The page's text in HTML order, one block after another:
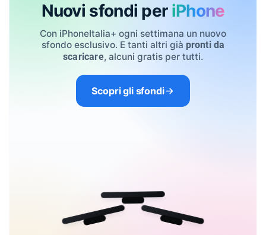
Nuovi sfondi per iPhone
Con iPhoneItalia+ ogni settimana un nuovo
sfondo esclusivo. E tanti altri già pronti da
scaricare, alcuni gratis per tutti.
Scopri gli sfondi